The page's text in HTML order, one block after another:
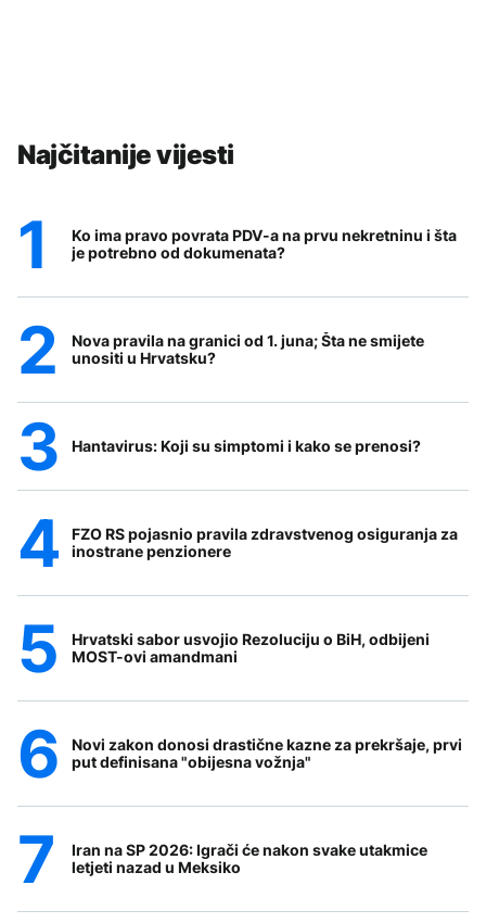
Najčitanije vijesti
Ko ima pravo povrata PDV-a na prvu nekretninu i šta
je potrebno od dokumenata?
Nova pravila na granici od 1. juna; Šta ne smijete
unositi u Hrvatsku?
Hantavirus: Koji su simptomi i kako se prenosi?
FZO RS pojasnio pravila zdravstvenog osiguranja za
inostrane penzionere
Hrvatski sabor usvojio Rezoluciju o BiH, odbijeni
MOST-ovi amandmani
Novi zakon donosi drastične kazne za prekršaje, prvi
put definisana "obijesna vožnja"
Iran na SP 2026: Igrači će nakon svake utakmice
letjeti nazad u Meksiko